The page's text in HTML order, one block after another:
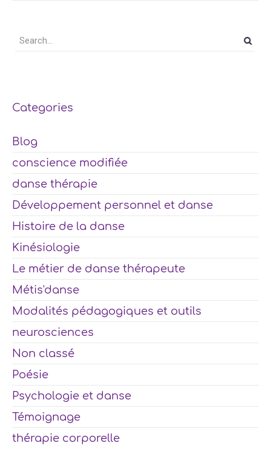
Categories
Blog
conscience modifiée
danse thérapie
Développement personnel et danse
Histoire de la danse
Kinésiologie
Le métier de danse thérapeute
Métis'danse
Modalités pédagogiques et outils
neurosciences
Non classé
Poésie
Psychologie et danse
Témoignage
thérapie corporelle